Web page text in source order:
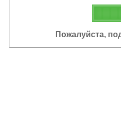
Пожалуйста,